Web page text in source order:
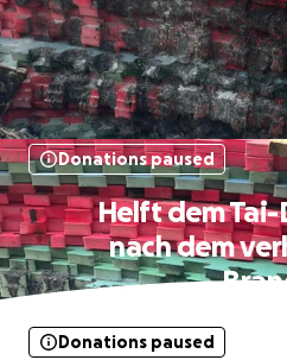
Donations paused
Helft dem Tai-
nach dem
Donations paused